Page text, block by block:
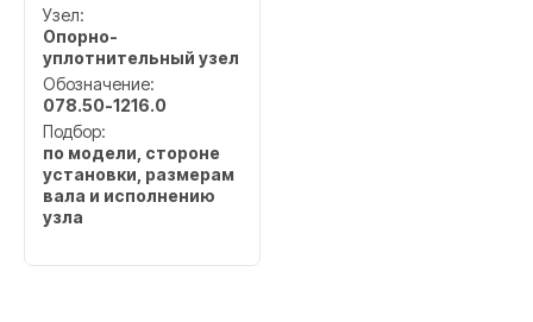
Узел:
Опорно-
уплотнительный узел
Обозначение:
078.50-1216.0
Подбор:
по модели, стороне
установки, размерам
вала и исполнению
узла